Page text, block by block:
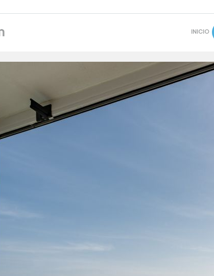
INICIO